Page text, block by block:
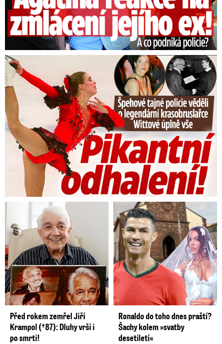
Přehled všech aktuálních doporučení
ministerstva zahraničí najdetezde.
Tajná policie špehovala krasobruslařku Wittovou: Pikantní ...
Před rokem zemřel Jiří
Krampol (†87): Dluhy vrší i
po smrti!
Ronaldo do toho dnes praští?
Šachy kolem »svatby
desetiletí«